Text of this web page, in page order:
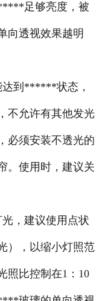
足够亮度，被
向透视效果越明
到******状态，
不允许有其他发光
必须安装不透光的
。使用时，建议关
，建议使用点状
），以缩小灯照范
照比控制在1：10